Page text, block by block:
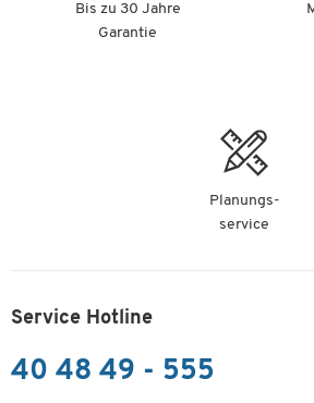
Bis zu 30 Jahre
Garantie
Planungs-
service
Service Hotline
40 48 49 - 555